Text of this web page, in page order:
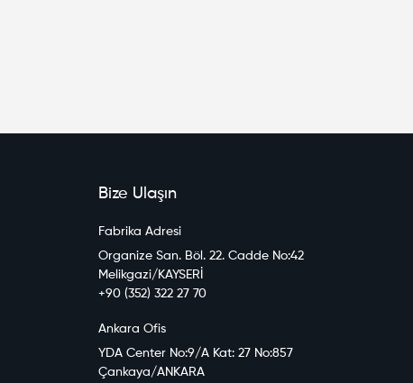
Bize Ulaşın
Fabrika Adresi
Organize San. Böl. 22. Cadde No:42
Melikgazi/KAYSERİ
+90 (352) 322 27 70
Ankara Ofis
YDA Center No:9/A Kat: 27 No:857
Çankaya/ANKARA